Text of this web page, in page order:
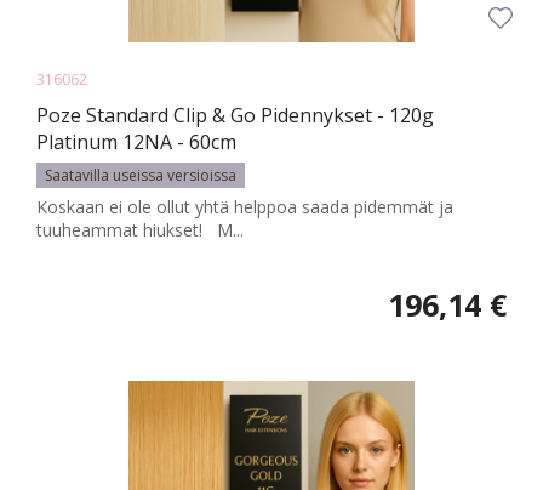
316062
Poze Standard Clip & Go Pidennykset - 120g
Platinum 12NA - 60cm
Saatavilla useissa versioissa
Koskaan ei ole ollut yhtä helppoa saada pidemmät ja
tuuheammat hiukset! M...
196,14 €